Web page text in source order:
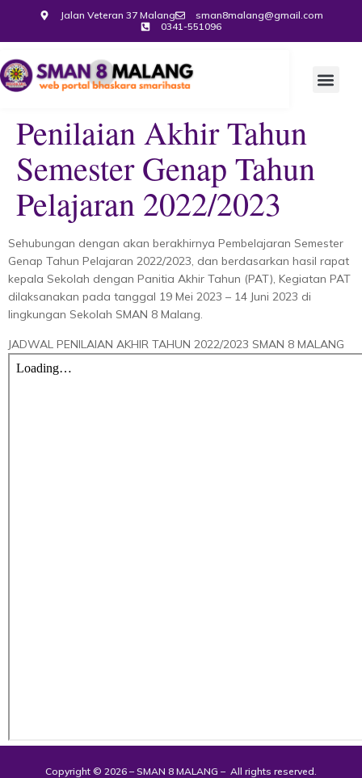
Jalan Veteran 37 Malang
sman8malang@gmail.com
0341-551096
Penilaian Akhir Tahun
Semester Genap Tahun
Pelajaran 2022/2023
Sehubungan dengan akan berakhirnya Pembelajaran Semester
Genap Tahun Pelajaran 2022/2023, dan berdasarkan hasil rapat
kepala Sekolah dengan Panitia Akhir Tahun (PAT), Kegiatan PAT
dilaksanakan pada tanggal 19 Mei 2023 – 14 Juni 2023 di
lingkungan Sekolah SMAN 8 Malang.
JADWAL PENILAIAN AKHIR TAHUN 2022/2023 SMAN 8 MALANG
Copyright © 2026 – SMAN 8 MALANG – All rights reserved.